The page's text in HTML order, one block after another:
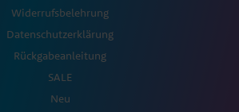
Widerrufsbelehrung
Datenschutzerklärung
Rückgabeanleitung
SALE
Neu